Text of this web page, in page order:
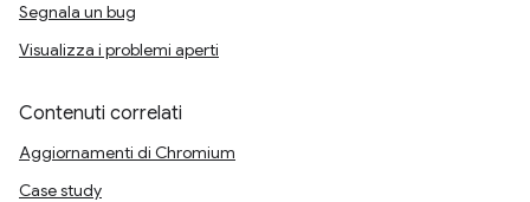
Segnala un bug
Visualizza i problemi aperti
Contenuti correlati
Aggiornamenti di Chromium
Case study